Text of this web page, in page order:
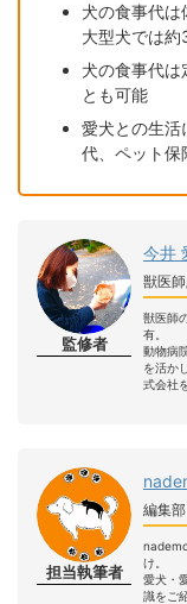
犬の食事代は
大型犬では約
犬の食事代は
とも可能
愛犬との生活
代、ペット保
監修者
今井
獣医
獣医師
有。
動物病
を活か
式会社
担当執筆者
編集部
け。
愛犬・
識をご